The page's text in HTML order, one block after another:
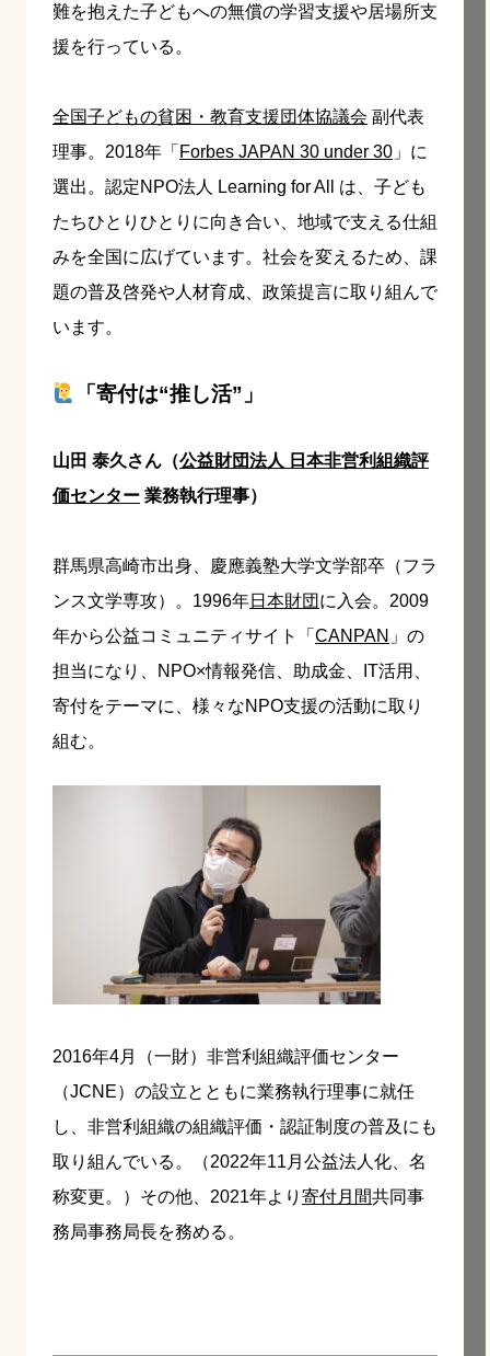
難を抱えた子どもへの無償の学習支援や居場所支
援を行っている。
全国子どもの貧困・教育支援団体協議会 副代表
理事。2018年「 Forbes JAPAN 30 under 30 」に
選出。認定NPO法人 Learning for All は、子ども
たちひとりひとりに向き合い、地域で支える仕組
みを全国に広げています。社会を変えるため、課
題の普及啓発や人材育成、政策提言に取り組んで
います。
「寄付は“推し活”」
山田 泰久さん（公益財団法人 日本非営利組織評
価センター 業務執行理事）
群馬県高崎市出身、慶應義塾大学文学部卒（フラ
ンス文学専攻）。1996年日本財団 に入会。2009
年から公益コミュニティサイト「 CANPAN 」の
担当になり、NPO×情報発信、助成金、IT活用、
寄付をテーマに、様々なNPO支援の活動に取り
組む。
2016年4月（一財）非営利組織評価センター
（JCNE）の設立とともに業務執行理事に就任
し、非営利組織の組織評価・認証制度の普及にも
取り組んでいる。（2022年11月公益法人化、名
称変更。）その他、2021年より 寄付月間共同事
務局事務局長を務める。